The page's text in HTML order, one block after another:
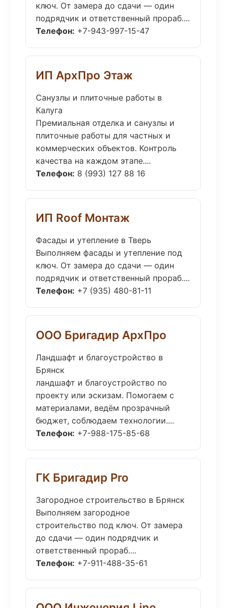
ключ. От замера до сдачи — один
подрядчик и ответственный прораб....
Телефон: +7-943-997-15-47
ИП АрхПро Этаж
Санузлы и плиточные работы в
Калуга
Премиальная отделка и санузлы и
плиточные работы для частных и
коммерческих объектов. Контроль
качества на каждом этапе....
Телефон: 8 (993) 127 88 16
ИП Roof Монтаж
Фасады и утепление в Тверь
Выполняем фасады и утепление под
ключ. От замера до сдачи — один
подрядчик и ответственный прораб....
Телефон: +7 (935) 480-81-11
ООО Бригадир АрхПро
Ландшафт и благоустройство в
Брянск
ландшафт и благоустройство по
проекту или эскизам. Помогаем с
материалами, ведём прозрачный
бюджет, соблюдаем технологии....
Телефон: +7-988-175-85-68
ГК Бригадир Pro
Загородное строительство в Брянск
Выполняем загородное
строительство под ключ. От замера
до сдачи — один подрядчик и
ответственный прораб....
Телефон: +7-911-488-35-61